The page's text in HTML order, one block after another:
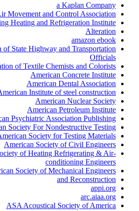
a Kaplan Company
Movement and Control Association
Heating and Refrigeration Institute
Alteration
amazon ebook
of State Highway and Transportation
Officials
of Textile Chemists and Colorists
American Concrete Institute
American Dental Association
Institute of steel construction
American Nuclear Society
American Petroleum Institute
Psychiatric Association Publishing
Society For Nondestructive Testing
Society for Testing Materials
American Society of Civil Engineers
of Heating Refrigerating & Air-
conditioning Engineers
Society of Mechanical Engineers
and Reconstruction
appi.org
arc.aiaa.org
ASA Acoustical Society of America